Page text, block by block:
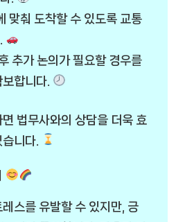
맞춰 도착할 수 있도록 교통
추가 논의가 필요할 경우를
합니다.
법무사와의 상담을 더욱 효
니다.
스를 유발할 수 있지만, 긍